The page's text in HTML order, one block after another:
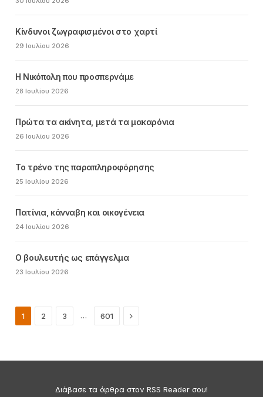
Κίνδυνοι ζωγραφισμένοι στο χαρτί
29 Ιουλίου 2026
Η Νικόπολη που προσπερνάμε
28 Ιουλίου 2026
Πρώτα τα ακίνητα, μετά τα μακαρόνια
26 Ιουλίου 2026
Το τρένο της παραπληροφόρησης
25 Ιουλίου 2026
Πατίνια, κάνναβη και οικογένεια
24 Ιουλίου 2026
Ο βουλευτής ως επάγγελμα
23 Ιουλίου 2026
1 2 3 … 601 Next
Διάβασε τα άρθρα στον RSS Reader σου!